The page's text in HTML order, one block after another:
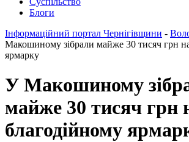
Блоги
Інформаційний портал Чернігівщини -
Макошиному зібрали майже 30 тисяч грн
ярмарку
У Макошиному
майже 30 тисяч грн
благодійному